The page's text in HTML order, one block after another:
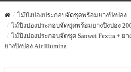
ไม้ปิงปองประกอบจัดชุดพร้อมยางปิงปอง
ไม้ปิงปองประกอบจัดชุดพร้อมยางปิงปอง
ไม้ปิงปองประกอบจัดชุด Sanwei Fextra + ยา
ยางปิงปอง Air Illumina